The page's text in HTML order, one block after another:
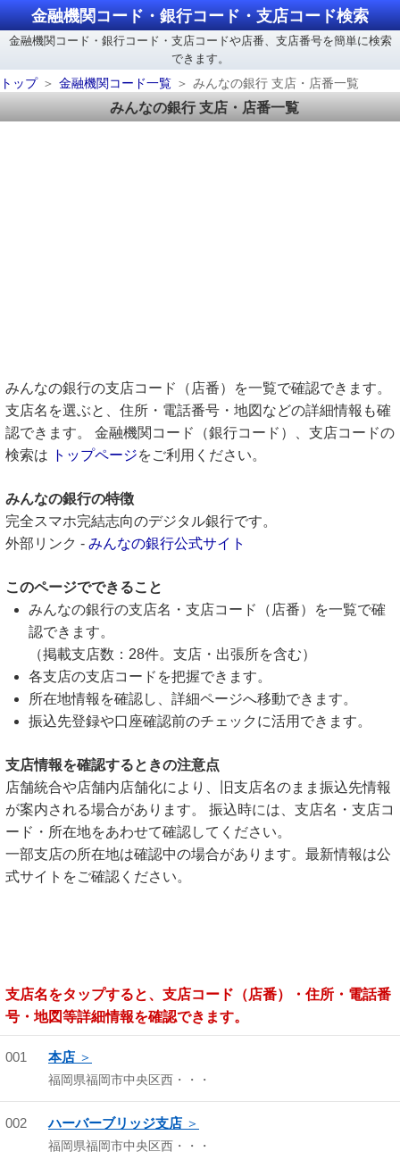
金融機関コード・銀行コード・支店コード検索
金融機関コード・銀行コード・支店コードや店番、支店番号を簡単に検索
できます。
トップ
金融機関コード一覧 みんなの銀行 支店・店番一覧
みんなの銀行 支店・店番一覧
みんなの銀行の支店コード（店番）を一覧で確認できます。
支店名を選ぶと、住所・電話番号・地図などの詳細情報も確
認できます。 金融機関コード（銀行コード）、支店コードの
検索は
トップページをご利用ください。
みんなの銀行の特徴
完全スマホ完結志向のデジタル銀行です。
外部リンク - みんなの銀行公式サイト
このページでできること
みんなの銀行の支店名・支店コード（店番）を一覧で確
認できます。
（掲載支店数：28件。支店・出張所を含む）
各支店の支店コードを把握できます。
所在地情報を確認し、詳細ページへ移動できます。
振込先登録や口座確認前のチェックに活用できます。
支店情報を確認するときの注意点
店舗統合や店舗内店舗化により、旧支店名のまま振込先情報
が案内される場合があります。 振込時には、支店名・支店コ
ード・所在地をあわせて確認してください。
一部支店の所在地は確認中の場合があります。最新情報は公
式サイトをご確認ください。
支店名をタップすると、支店コード（店番）・住所・電話番
号・地図等詳細情報を確認できます。
001 本店
福岡県福岡市中央区西・・・
002 ハーバーブリッジ支店
福岡県福岡市中央区西・・・